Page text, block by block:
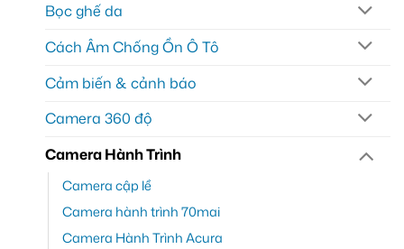
Bọc ghế da
Cách Âm Chống Ồn Ô Tô
Cảm biến & cảnh báo
Camera 360 độ
Camera Hành Trình
Camera cập lề
Camera hành trình 70mai
Camera Hành Trình Acura